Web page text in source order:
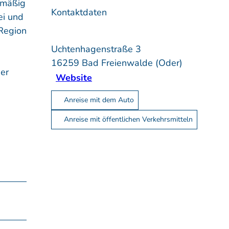
und
Kontaktdaten
Uchtenhagenstraße 3
16259 Bad Freienwalde (Oder)
Website
Anreise mit dem Auto
Anreise mit öffentlichen Verkehrsmitteln